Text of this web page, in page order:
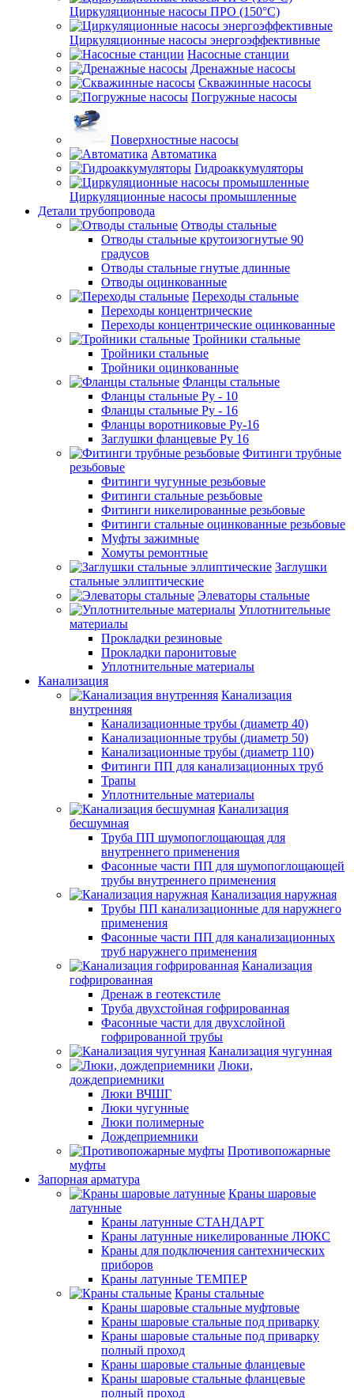
Циркуляционные насосы ПРО (150°C)
Циркуляционные насосы энергоэффективные
Насосные станции
Дренажные насосы
Скважинные насосы
Погружные насосы
Поверхностные насосы
Автоматика
Гидроаккумуляторы
Циркуляционные насосы промышленные
Детали трубопровода
Отводы стальные
Отводы стальные крутоизогнутые 90
градусов
Отводы стальные гнутые длинные
Отводы оцинкованные
Переходы стальные
Переходы концентрические
Переходы концентрические оцинкованные
Тройники стальные
Тройники стальные
Тройники оцинкованные
Фланцы стальные
Фланцы стальные Ру - 10
Фланцы стальные Ру - 16
Фланцы воротниковые Ру-16
Заглушки фланцевые Ру 16
Фитинги трубные
резьбовые
Фитинги чугунные резьбовые
Фитинги стальные резьбовые
Фитинги никелированные резьбовые
Фитинги стальные оцинкованные резьбовые
Муфты зажимные
Хомуты ремонтные
Заглушки
стальные эллиптические
Элеваторы стальные
Уплотнительные
материалы
Прокладки резиновые
Прокладки паронитовые
Уплотнительные материалы
Канализация
Канализация
внутренняя
Канализационные трубы (диаметр 40)
Канализационные трубы (диаметр 50)
Канализационные трубы (диаметр 110)
Фитинги ПП для канализационных труб
Трапы
Уплотнительные материалы
Канализация
бесшумная
Труба ПП шумопоглощающая для
внутреннего применения
Фасонные части ПП для шумопоглощающей
трубы внутреннего применения
Канализация наружная
Трубы ПП канализационные для наружнего
применения
Фасонные части ПП для канализационных
труб наружнего применения
Канализация
гофрированная
Дренаж в геотекстиле
Труба двухстойная гофрированная
Фасонные части для двухслойной
гофрированной трубы
Канализация чугунная
Люки,
дождеприемники
Люки ВЧШГ
Люки чугунные
Люки полимерные
Дождеприемники
Противопожарные
муфты
Запорная арматура
Краны шаровые
латунные
Краны латунные СТАНДАРТ
Краны латунные никелированные ЛЮКС
Краны для подключения сантехнических
приборов
Краны латунные ТЕМПЕР
Краны стальные
Краны шаровые стальные муфтовые
Краны шаровые стальные под приварку
Краны шаровые стальные под приварку
полный проход
Краны шаровые стальные фланцевые
Краны шаровые стальные фланцевые
полный проход